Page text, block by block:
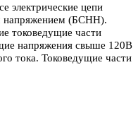
электрические цепи
напряжением (БСНН).
токоведущие части
напряжения свыше 120В
тока. Токоведущие части